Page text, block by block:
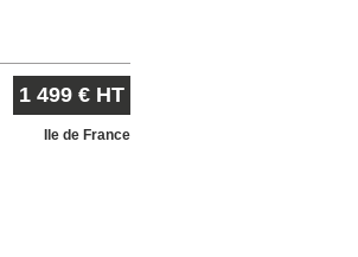
1 499 € HT
Ile de France